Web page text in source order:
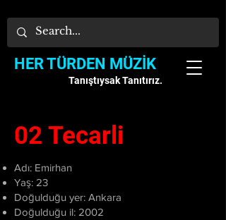
HER TÜRDEN MÜZİK
Tanıştıysak Tanıtırız.
02 Tecarli
Adı: Emirhan
Yaş: 23
Doğulduğu yer: Ankara
Doğulduğu il: 2002